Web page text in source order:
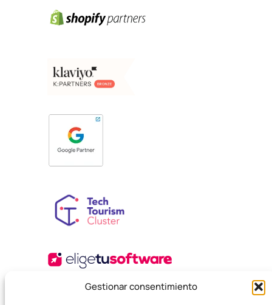
Gestionar consentimiento